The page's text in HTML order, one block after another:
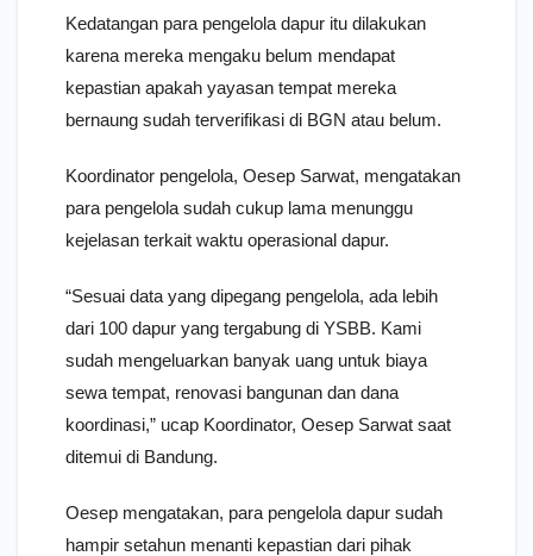
Kedatangan para pengelola dapur itu dilakukan
karena mereka mengaku belum mendapat
kepastian apakah yayasan tempat mereka
bernaung sudah terverifikasi di BGN atau belum.
Koordinator pengelola, Oesep Sarwat, mengatakan
para pengelola sudah cukup lama menunggu
kejelasan terkait waktu operasional dapur.
“Sesuai data yang dipegang pengelola, ada lebih
dari 100 dapur yang tergabung di YSBB. Kami
sudah mengeluarkan banyak uang untuk biaya
sewa tempat, renovasi bangunan dan dana
koordinasi,” ucap Koordinator, Oesep Sarwat saat
ditemui di Bandung.
Oesep mengatakan, para pengelola dapur sudah
hampir setahun menanti kepastian dari pihak